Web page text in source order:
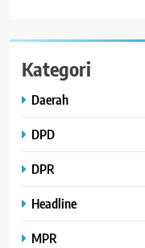
Kategori
Daerah
DPD
DPR
Headline
MPR